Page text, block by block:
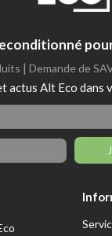
| Demande de
actus Alt Eco dans